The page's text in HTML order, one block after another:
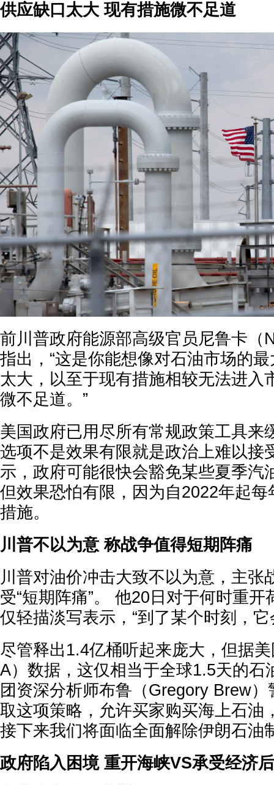
供应缺口太大 现有措施微不足道
前川普政府能源部高级官员尼鲁卡（
指出，“这是你能想像对石油市场的
太大，以至于现有措施相较无法进入
微不足道。”
美国政府已用尽所有常规政策工具来
选项不是效果有限就是政治上难以接
示，政府可能很快会豁免某些夏季汽
但效果恐怕有限，因为自2022年起
措施。
川普不以为意 称战争值得短期阵痛
川普对油价冲击大致不以为意，主张
受“短期阵痛”。 他20日对于何时重
仅轻描淡写表示，“到了某个时刻，
尽管释出1.4亿桶听起来庞大，但据
A）数据，这仅相当于全球1.5天的石
团资深分析师布鲁（Gregory Brew）
取这项策略，允许买家购买海上石油
接下来我们将面临全面解除伊朗石油
政府陷入困境 重开海峡VS承受经济